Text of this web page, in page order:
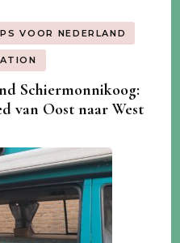
VOOR NEDERLAND
Schiermonnikoog:
van Oost naar West